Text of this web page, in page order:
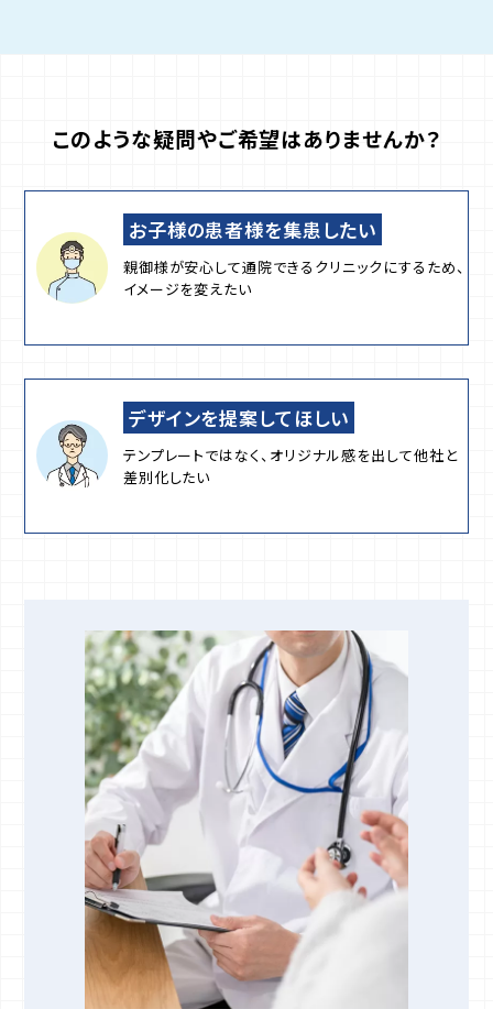
このような疑問やご希望はありませんか？
お子様の患者様を集患したい
親御様が安心して通院できるクリニックにするため、
イメージを変えたい
デザインを提案してほしい
テンプレートではなく、オリジナル感を出して他社と
差別化したい